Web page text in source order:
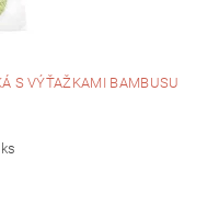
S VÝŤAŽKAMI BAMBUSU